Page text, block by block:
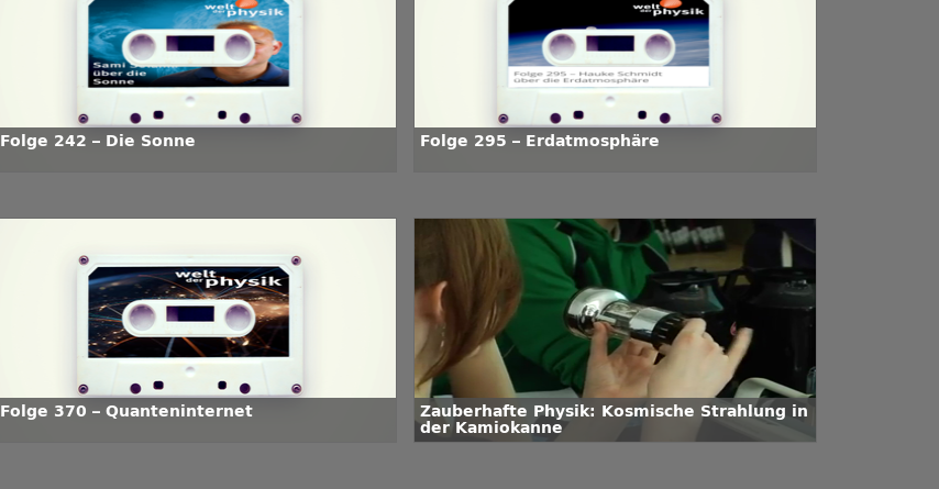
Folge 242 – Die Sonne Folge 295 – Erdatmosphäre
Folge 370 – Quanteninternet
Zauberhafte Physik: Kosmische Strahlung in
der Kamiokanne